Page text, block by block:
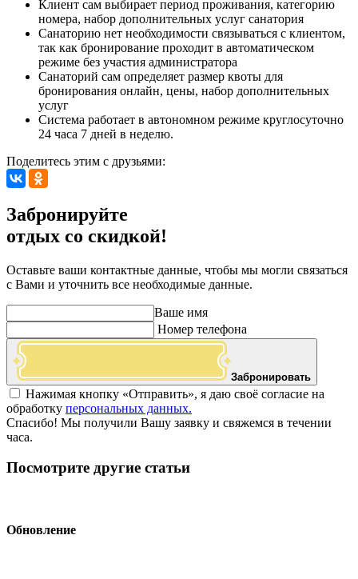
Клиент сам выбирает период проживания, категорию
номера, набор дополнительных услуг санатория
Санаторию нет необходимости связываться с клиентом,
так как бронирование проходит в автоматическом
режиме без участия администратора
Санаторий сам определяет размер квоты для
бронирования онлайн, цены, набор дополнительных
услуг
Система работает в автономном режиме круглосуточно
24 часа 7 дней в неделю.
Поделитесь этим с друзьями:
Забронируйте
отдых со скидкой!
Оставьте ваши контактные данные, чтобы мы могли связаться
с Вами и уточнить все необходимые данные.
Ваше имя
Номер телефона
Забронировать
Нажимая кнопку «Отправить», я даю своё согласие на
обработку персональных данных.
Спасибо! Мы получили Вашу заявку и свяжемся в течении
часа.
Посмотрите другие статьи
Обновление